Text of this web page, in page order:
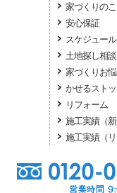
家づくりの
安心保証
スケジュール
土地探し相談
家づくりお
かせるスト
リフォーム
施工実績（
施工実績（